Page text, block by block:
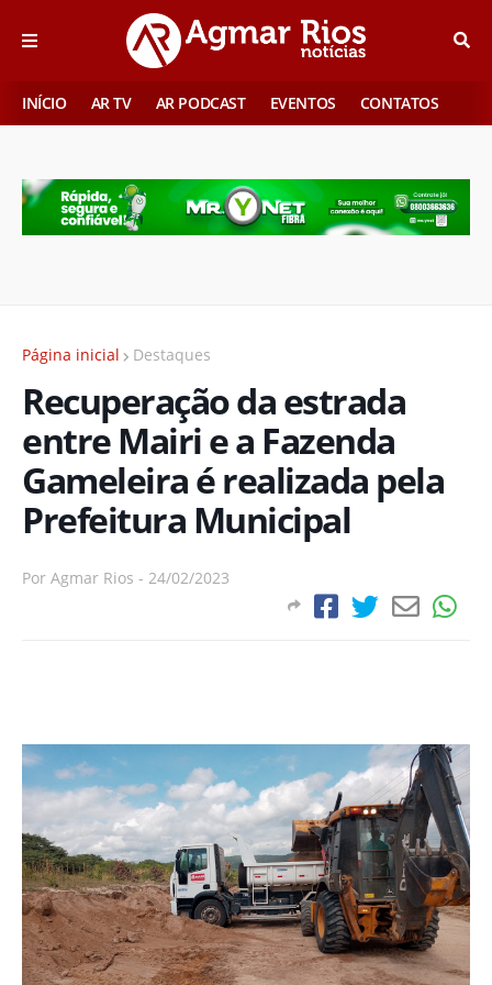
INÍCIO AR TV AR PODCAST EVENTOS CONTATOS
Página inicial Destaques
Recuperação da estrada
entre Mairi e a Fazenda
Gameleira é realizada pela
Prefeitura Municipal
Por Agmar Rios - 24/02/2023